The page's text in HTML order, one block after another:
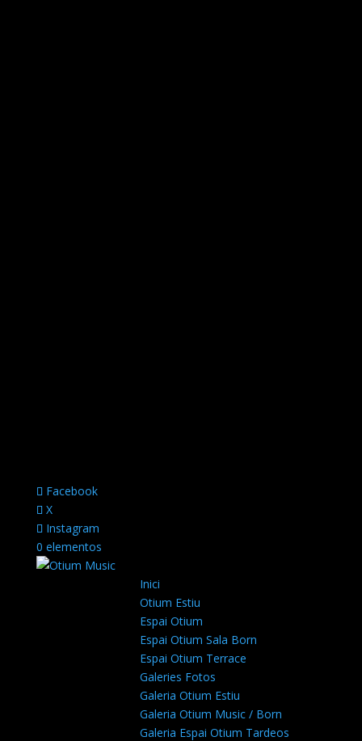
Facebook
X
Instagram
0 elementos
Inici
Otium Estiu
Espai Otium
Espai Otium Sala Born
Espai Otium Terrace
Galeries Fotos
Galeria Otium Estiu
Galeria Otium Music / Born
Galeria Espai Otium Tardeos